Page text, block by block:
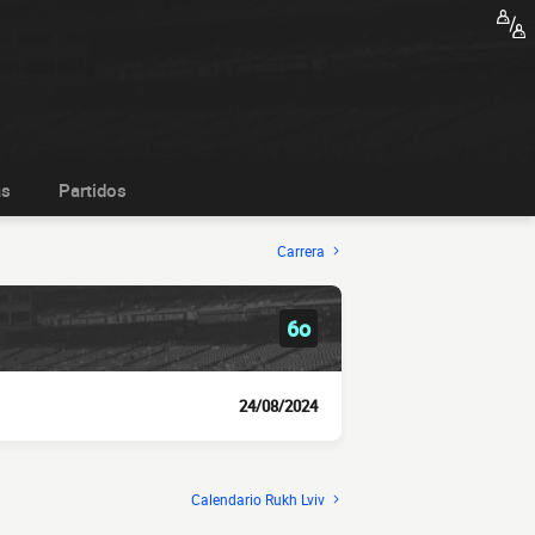
Partidos
Carrera
6o
24/08/2024
Calendario Rukh Lviv